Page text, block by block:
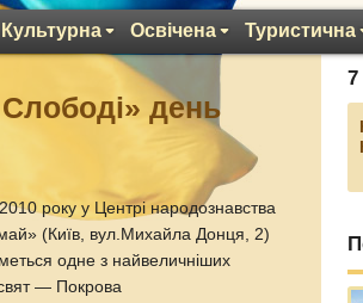
Культурна Освічена Туристична
день
року у Центрі народознавства
(Київ, вул.Михайла Донця, 2)
одне з найвеличніших
— Покрова
7